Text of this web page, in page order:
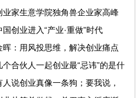
今奋斗出一家上市公司
业家生意学院独角兽企业家高峰
线下，寻找新的增长引擎
国创业进入“产业·重做”时代
晖：用风投思维，解决创业痛点
个合伙人一起创业最“忌讳”的是什
“一语道破”
人说创业真像一条狗；要我说，